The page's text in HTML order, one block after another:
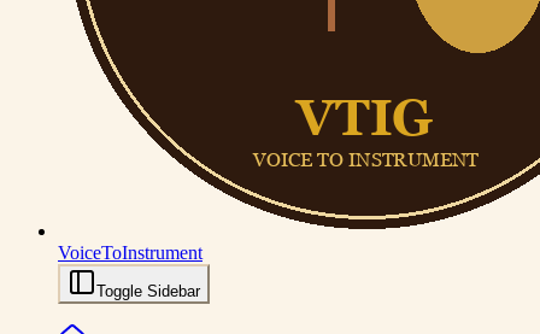
VoiceToInstrument
Toggle Sidebar